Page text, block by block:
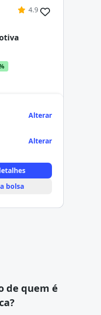
4.9
Alterar
Alterar
bolsa
de quem é